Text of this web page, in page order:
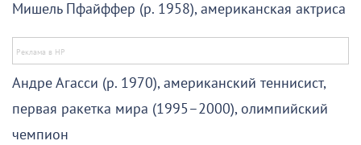
Мишель Пфайффер (р. 1958), американская актриса
Андре Агасси (р. 1970), американский теннисист,
первая ракетка мира (1995–2000), олимпийский
чемпион